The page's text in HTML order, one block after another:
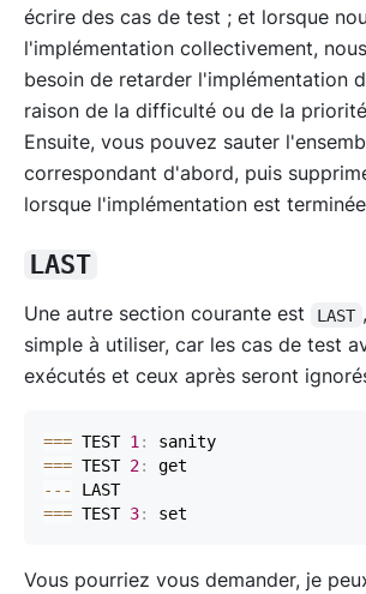
écrire des cas de test ; et lorsque
l'implémentation collectivement,
besoin de retarder l'implémentation
raison de la difficulté ou de la
Ensuite, vous pouvez sauter
correspondant d'abord, puis
lorsque l'implémentation est
LAST
Une autre section courante est LAST
simple à utiliser, car les cas de test
exécutés et ceux après seront
=== TEST 1:
=== TEST 2:
-- -
=== TEST 3:
Vous pourriez vous demander, je